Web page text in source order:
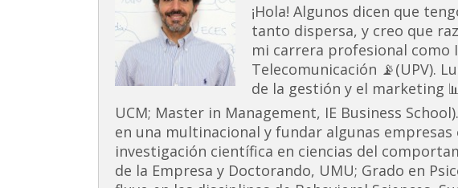
¡Hola! Algunos dicen que
tanto dispersa, y creo que
mi carrera profesional como
Telecomunicación 📡(UPV).
de la gestión y el marketing
UCM; Master in Management, IE Business
en una multinacional y fundar algunas
investigación científica en ciencias del
de la Empresa y Doctorando, UMU; Grado en